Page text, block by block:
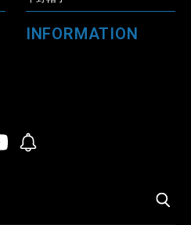
INFORMATION